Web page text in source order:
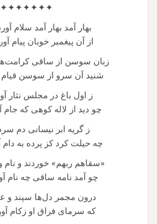
✦✦✦✦✦✦✦
بهار آمد بهار آمد سلام
از آن پیغمبر خوبان پیام
زبان سوسن از ساقی
شنید آن سرو از سوسن قیام
ز اول باغ در مجلس نثار
چو دید از لاله کوهی که جام
ز گریه ابر نیسانی دم
چه حیلت کرد کز پرده به دام
«سقاهم ربهم» خوردند و نام
چو آمد نامه ساقی چه نام
درون مجمر دل‌ها سپند و
که سرمای فراق او زکام